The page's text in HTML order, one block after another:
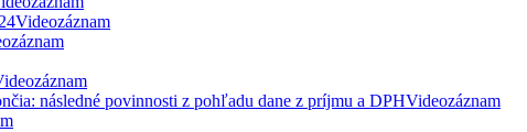
Videozáznam
následné povinnosti z pohľadu dane z príjmu a DPHVideozáznam